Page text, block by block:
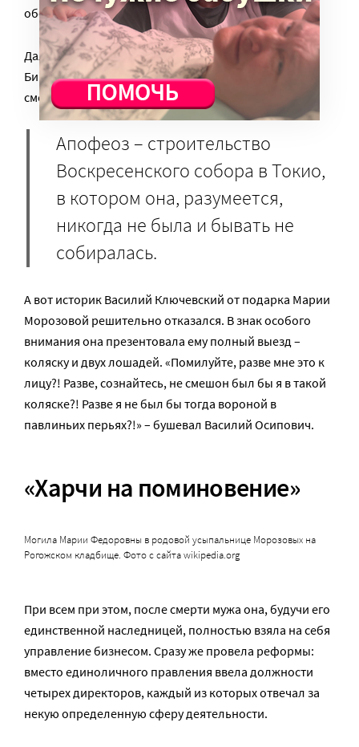
обеды.
Дала деньги на Биржу труда, но дожить не сумела,
Биржа начала действовать спустя три года после ее
смерти.
Апофеоз – строительство
Воскресенского собора в Токио,
в котором она, разумеется,
никогда не была и бывать не
собиралась.
А вот историк Василий Ключевский от подарка Марии
Морозовой решительно отказался. В знак особого
внимания она презентовала ему полный выезд –
коляску и двух лошадей. «Помилуйте, разве мне это к
лицу?! Разве, сознайтесь, не смешон был бы я в такой
коляске?! Разве я не был бы тогда вороной в
павлиньих перьях?!» – бушевал Василий Осипович.
«Харчи на поминовение»
Могила Марии Федоровны в родовой усыпальнице Морозовых на
Рогожском кладбище. Фото с сайта wikipedia.org
При всем при этом, после смерти мужа она, будучи его
единственной наследницей, полностью взяла на себя
управление бизнесом. Сразу же провела реформы:
вместо единоличного правления ввела должности
четырех директоров, каждый из которых отвечал за
некую определенную сферу деятельности.